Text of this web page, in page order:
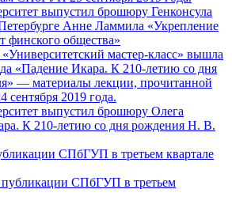
выпустил брошюру Генконсула
Анне Ламмила «Укрепление
финского общества»
выпустил брошюру Олега
К 210-летию со дня рождения Н. В.
СПбГУП в третьем